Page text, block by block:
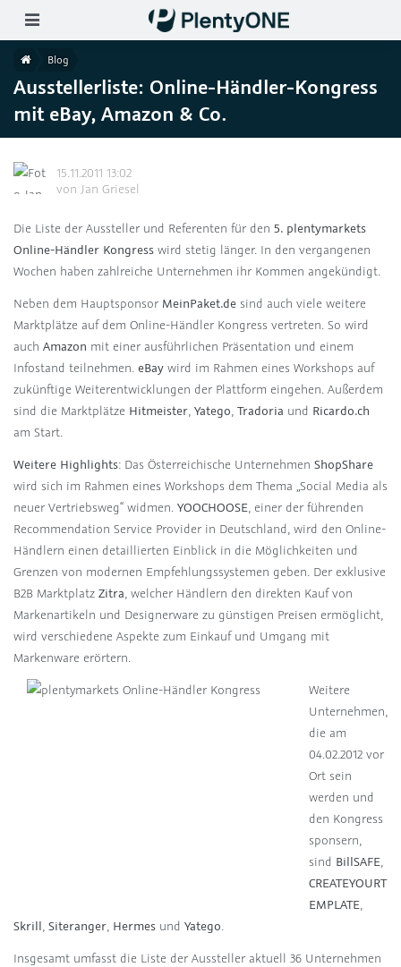
wählen (DE)
HomeBlog
Ausstellerliste: Online-Händler-Kongress
mit eBay, Amazon & Co.
15.11.2011 13:02
von Jan Griesel
Die Liste der Aussteller und Referenten für den 5. plentymarkets
Online-Händler Kongress wird stetig länger. In den vergangenen
Wochen haben zahlreiche Unternehmen ihr Kommen angekündigt.
Neben dem Hauptsponsor MeinPaket.de sind auch viele weitere
Marktplätze auf dem Online-Händler Kongress vertreten. So wird
auch Amazon mit einer ausführlichen Präsentation und einem
Infostand teilnehmen. eBay wird im Rahmen eines Workshops auf
zukünftige Weiterentwicklungen der Plattform eingehen. Außerdem
sind die Marktplätze Hitmeister, Yatego, Tradoria und Ricardo.ch
am Start.
Weitere Highlights: Das Österreichische Unternehmen ShopShare
wird sich im Rahmen eines Workshops dem Thema „Social Media als
neuer Vertriebsweg“ widmen. YOOCHOOSE, einer der führenden
Recommendation Service Provider in Deutschland, wird den Online-
Händlern einen detaillierten Einblick in die Möglichkeiten und
Grenzen von modernen Empfehlungssystemen geben. Der exklusive
B2B Marktplatz Zitra, welcher Händlern den direkten Kauf von
Markenartikeln und Designerware zu günstigen Preisen ermöglicht,
wird verschiedene Aspekte zum Einkauf und Umgang mit
Markenware erörtern.
Weitere
Unternehmen,
die am
04.02.2012 vor
Ort sein
werden und
den Kongress
sponsern,
sind BillSAFE,
CREATEYOURT
EMPLATE,
Skrill, Siteranger, Hermes und Yatego.
Insgesamt umfasst die Liste der Aussteller aktuell 36 Unternehmen